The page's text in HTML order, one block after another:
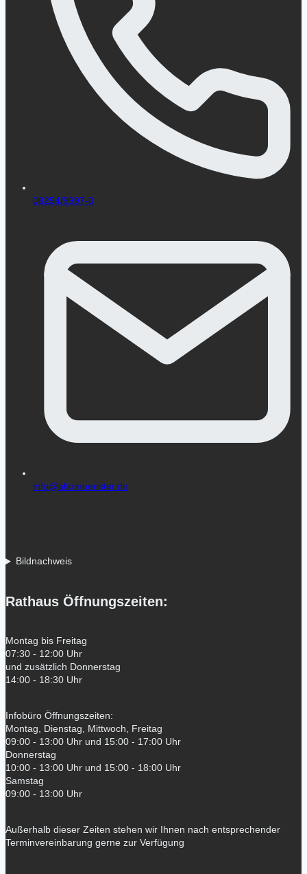
08254/9997-0
info@altomuenster.de
Bildnachweis
Rathaus Öffnungszeiten:
Montag bis Freitag
07:30 - 12:00 Uhr
und zusätzlich Donnerstag
14:00 - 18:30 Uhr
Infobüro Öffnungszeiten:
Montag, Dienstag, Mittwoch, Freitag
09:00 - 13:00 Uhr und 15:00 - 17:00 Uhr
Donnerstag
10:00 - 13:00 Uhr und 15:00 - 18:00 Uhr
Samstag
09:00 - 13:00 Uhr
Außerhalb dieser Zeiten stehen wir Ihnen nach entsprechender
Terminvereinbarung gerne zur Verfügung